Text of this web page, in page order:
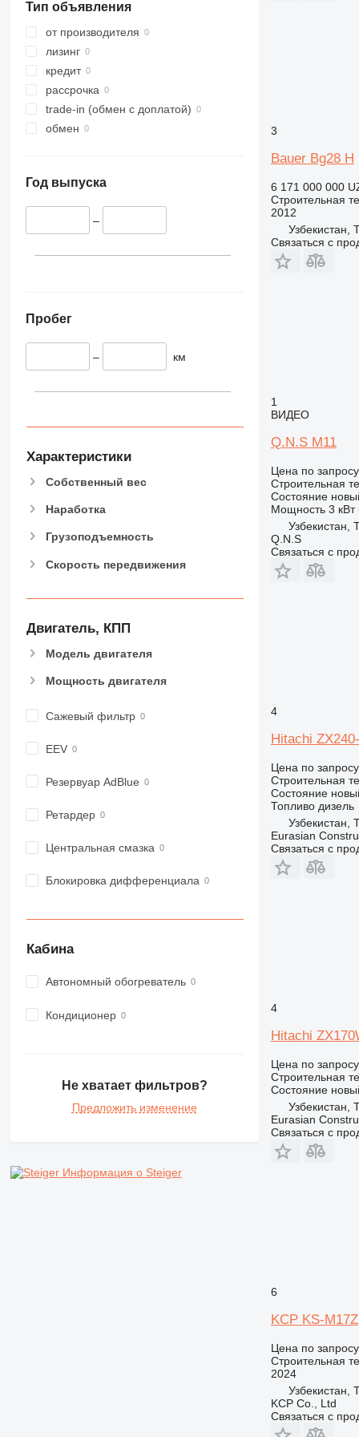
317
318
319
320
321
322
323
326
329
350
395
424
430
444
906
910
918
924
928
938
953
955
972
982
AP
C-series
D series
8008
8018
8025
8026
8030
8035
CT
NXT
S-Series
Liftlux
Pecolift
Toucan
Тип объявления
от производителя
лизинг
кредит
рассрочка
trade-in (обмен с доплатой)
обмен
Год выпуска
–
Пробег
– км
Характеристики
Собственный вес
Наработка
Грузоподъемность
Скорость передвижения
Двигатель, КПП
Модель двигателя
Мощность двигателя
Сажевый фильтр
EEV
Резервуар AdBlue
Ретардер
Центральная смазка
Блокировка дифференциала
Кабина
Автономный обогреватель
Кондиционер
Не хватает фильтров?
Предложить изменение
Информация о Steiger
3
Bauer Bg28 H
6 171 000 000
Строительная
2012
Узбекистан,
Связаться с
1
ВИДЕО
Q.N.S М11
Цена по запросу
Строительная
Состояние
Мощность 3 кВт
Узбекистан,
Q.N.S
Связаться с
4
Hitachi
Цена по запросу
Строительная
Состояние
Топливо дизель
Узбекистан,
Eurasian
Связаться с
4
Hitachi
Цена по запросу
Строительная
Состояние
Узбекистан,
Eurasian
Связаться с
6
KCP KS-M17Z
Цена по запросу
Строительная
2024
Узбекистан,
KCP Co., Ltd
Связаться с